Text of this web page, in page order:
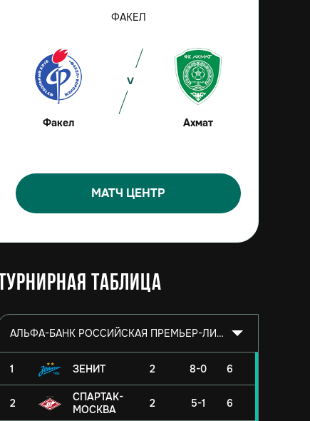
ФАКЕЛ
Факел Ахмат
МАТЧ ЦЕНТР
Турнирная таблица
АЛЬФА-БАНК РОССИЙСКАЯ ПРЕМЬЕР-ЛИГА 2026/2027
1 ЗЕНИТ 2 8-0 6
2
СПАРТАК-
МОСКВА
2 5-1 6